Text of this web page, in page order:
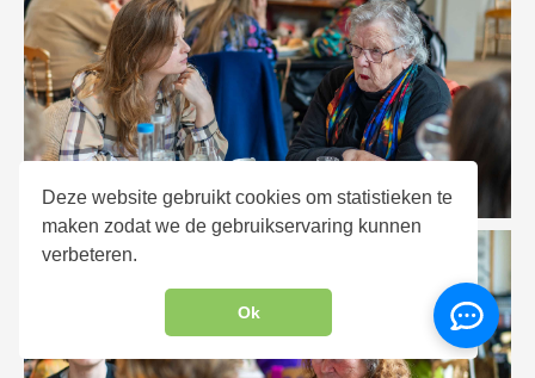
Deze website gebruikt cookies om statistieken te
maken zodat we de gebruikservaring kunnen
verbeteren.
Ok